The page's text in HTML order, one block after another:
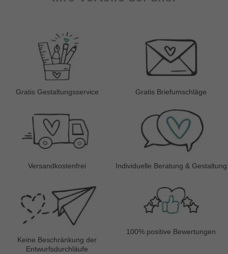
Gratis Gestaltungsservice Gratis Briefumschläge
Versandkostenfrei Individuelle Beratung & Gestaltung
Keine Beschränkung der
Entwurfsdurchläufe
100% positive Bewertungen